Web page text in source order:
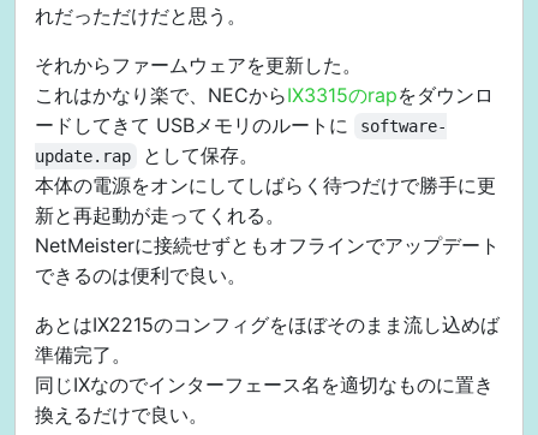
れだっただけだと思う。
それからファームウェアを更新した。
これはかなり楽で、NECからIX3315のrapをダウンロ
ードしてきて USBメモリのルートに
software-
update.rap
として保存。
本体の電源をオンにしてしばらく待つだけで勝手に更
新と再起動が走ってくれる。
NetMeisterに接続せずともオフラインでアップデート
できるのは便利で良い。
あとはIX2215のコンフィグをほぼそのまま流し込めば
準備完了。
同じIXなのでインターフェース名を適切なものに置き
換えるだけで良い。